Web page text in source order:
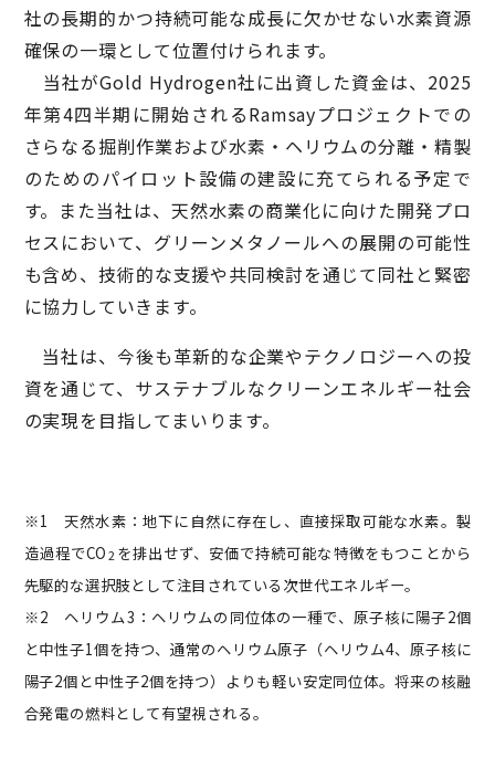
社の長期的かつ持続可能な成長に欠かせない水素資源
確保の一環として位置付けられます。
当社がGold Hydrogen社に出資した資金は、2025
年第4四半期に開始されるRamsayプロジェクトでの
さらなる掘削作業および水素・ヘリウムの分離・精製
のためのパイロット設備の建設に充てられる予定で
す。また当社は、天然水素の商業化に向けた開発プロ
セスにおいて、グリーンメタノールへの展開の可能性
も含め、技術的な支援や共同検討を通じて同社と緊密
に協力していきます。
当社は、今後も革新的な企業やテクノロジーへの投
資を通じて、サステナブルなクリーンエネルギー社会
の実現を目指してまいります。
※1 天然水素：地下に自然に存在し、直接採取可能な水素。製
造過程でCO2 を排出せず、安価で持続可能な特徴をもつことから
先駆的な選択肢として注目されている次世代エネルギー。
※2 ヘリウム3：ヘリウムの同位体の一種で、原子核に陽子2個
と中性子1個を持つ、通常のヘリウム原子（ヘリウム4、原子核に
陽子2個と中性子2個を持つ）よりも軽い安定同位体。将来の核融
合発電の燃料として有望視される。